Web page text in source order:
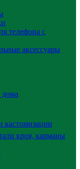
телефона с
аксессуары
дома
кастомизации
кроя, карманы